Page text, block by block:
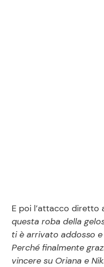
E poi l’attacco diretto
questa roba della
ti è arrivato addosso
Perché finalmente
vincere su Oriana e